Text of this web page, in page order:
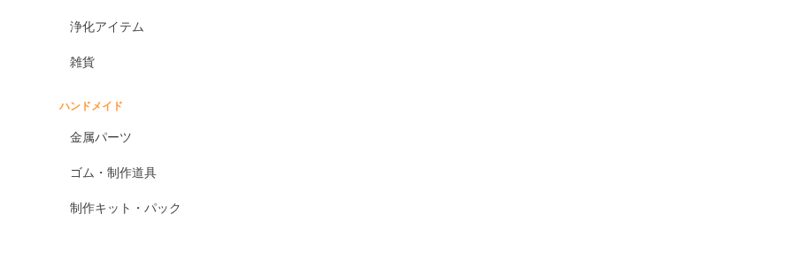
浄化アイテム
雑貨
ハンドメイド
金属パーツ
ゴム・制作道具
制作キット・パック